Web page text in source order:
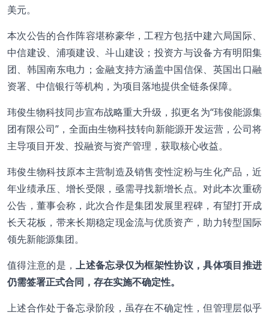
美元。
本次公告的合作阵容堪称豪华，工程方包括中建六局国际、
中信建设、浦项建设、斗山建设；投资方与设备方有明阳集
团、韩国南东电力；金融支持方涵盖中国信保、英国出口融
资署、中信银行等机构，为项目落地提供全链条保障。
玮俊生物科技同步宣布战略重大升级，拟更名为“玮俊能源集
团有限公司”，全面由生物科技转向新能源开发运营，公司将
主导项目开发、投融资与资产管理，获取核心收益。
玮俊生物科技原本主营制造及销售变性淀粉与生化产品，近
年业绩承压、增长受限，亟需寻找新增长点。对此本次重磅
公告，董事会称，此次合作是集团发展里程碑，有望打开成
长天花板，带来长期稳定现金流与优质资产，助力转型国际
领先新能源集团。
值得注意的是，上述备忘录仅为框架性协议，具体项目推进
仍需签署正式合同，存在实施不确定性。
上述合作处于备忘录阶段，虽存在不确定性，但管理层似乎